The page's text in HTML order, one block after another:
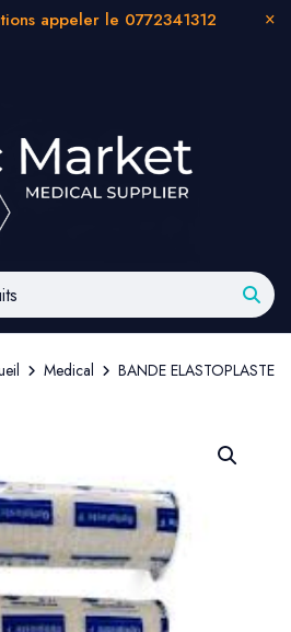
appeler le 0772341312
Medical BANDE ELASTOPLASTE